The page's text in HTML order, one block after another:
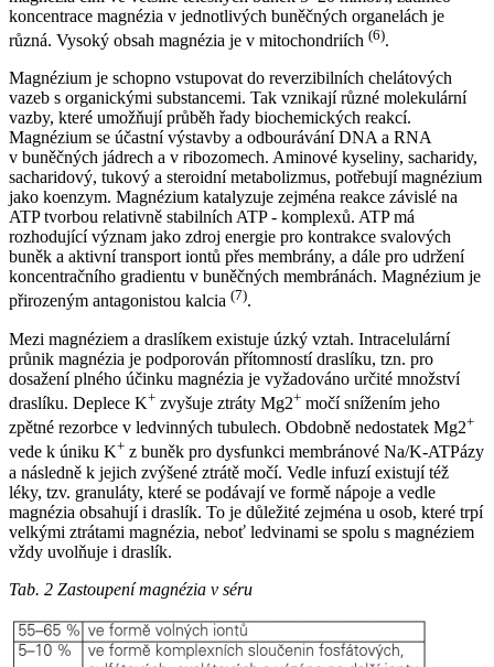
koncentrace magnézia v jednotlivých buněčných organelách je
různá. Vysoký obsah magnézia je v mitochondriích (6).
Magnézium je schopno vstupovat do reverzibilních chelátových
vazeb s organickými substancemi. Tak vznikají různé molekulární
vazby, které umožňují průběh řady biochemických reakcí.
Magnézium se účastní výstavby a odbourávání DNA a RNA
v buněčných jádrech a v ribozomech. Aminové kyseliny, sacharidy,
sacharidový, tukový a steroidní metabolizmus, potřebují magnézium
jako koenzym. Magnézium katalyzuje zejména reakce závislé na
ATP tvorbou relativně stabilních ATP -⁠ komplexů. ATP má
rozhodující význam jako zdroj energie pro kontrakce svalových
buněk a aktivní transport iontů přes membrány, a dále pro udržení
koncentračního gradientu v buněčných membránách. Magnézium je
přirozeným antagonistou kalcia (7).
Mezi magnéziem a draslíkem existuje úzký vztah. Intracelulární
průnik magnézia je podporován přítomností draslíku, tzn. pro
dosažení plného účinku magnézia je vyžadováno určité množství
draslíku. Deplece K+ zvyšuje ztráty Mg2+ močí snížením jeho
zpětné rezorbce v ledvinných tubulech. Obdobně nedostatek Mg2+
vede k úniku K+ z buněk pro dysfunkci membránové Na/K-ATPázy
a následně k jejich zvýšené ztrátě močí. Vedle infuzí existují též
léky, tzv. granuláty, které se podávají ve formě nápoje a vedle
magnézia obsahují i draslík. To je důležité zejména u osob, které trpí
velkými ztrátami magnézia, neboť ledvinami se spolu s magnéziem
vždy uvolňuje i draslík.
Tab. 2 Zastoupení magnézia v séru